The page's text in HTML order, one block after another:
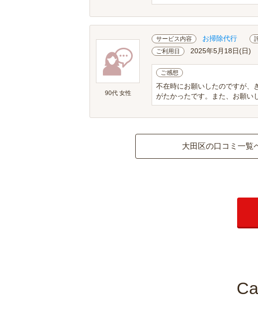
90代 女性
サービス内容 お掃除代行
ご利用日 2025年5月18日(日)
ご感想
不在時にお願いしたのですが、
がたかったです。また、お願い
大田区の口コミ一覧